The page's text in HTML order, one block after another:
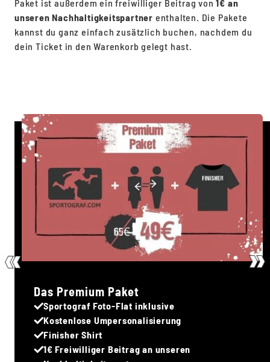
Paket ist außerdem ein freiwilliger Beitrag von1€ an
unseren Nachhaltigkeitspartner enthalten. Die Pakete
kannst du ganz einfach zusätzlich buchen, nachdem du
dein Ticket in den Warenkorb gelegt hast.
Das Premium Paket
Sportograf Foto-Flat inklusive
Kostenlose Umpersonalisierung
Finisher Shirt
1€ Freiwilliger Beitrag an unseren